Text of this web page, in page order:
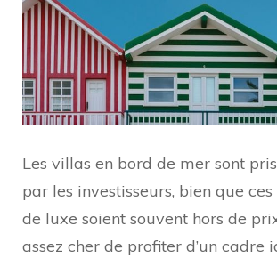
Les villas en bord de mer sont
par les investisseurs, bien que
de luxe soient souvent hors de
assez cher de profiter d’un cadre